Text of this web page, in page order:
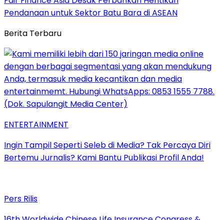
Pendanaan untuk Sektor Batu Bara di ASEAN
Berita Terbaru
ENTERTAINMENT
Ingin Tampil Seperti Seleb di Media? Tak Percaya Diri
Bertemu Jurnalis? Kami Bantu Publikasi Profil Anda!
Pers Rilis